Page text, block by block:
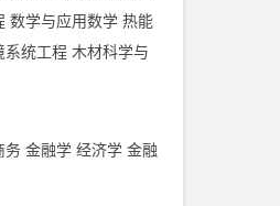
数学与应用数学 热能
系统工程 木材科学与
务 金融学 经济学 金融